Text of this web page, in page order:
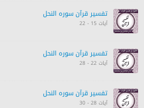
تفسیر قرآن سورہ ‎النحل
آیات 15 - 22
تفسیر قرآن سورہ ‎النحل
آیات 22 - 28
تفسیر قرآن سورہ ‎النحل
آیات 28 - 30